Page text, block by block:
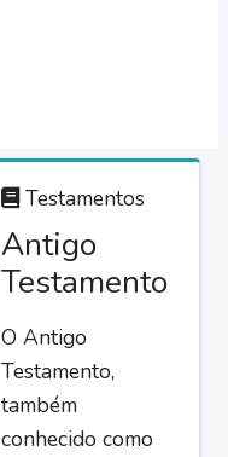
Testamentos
Antigo
Testamento
O Antigo
Testamento,
também
conhecido como